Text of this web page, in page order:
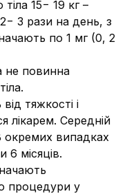
15− 19 кг –
3 рази на день, з
по 1 мг (0, 2
не повинна
тяжкості і
лікарем. Середній
окремих випадках
6 місяців.
процедури у